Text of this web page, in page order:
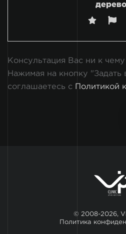
дерево
Консультация Вас ни к
Нажимая на кнопку "Задать
соглашаетесь с
Политикой
© 2008-2026,
Политика